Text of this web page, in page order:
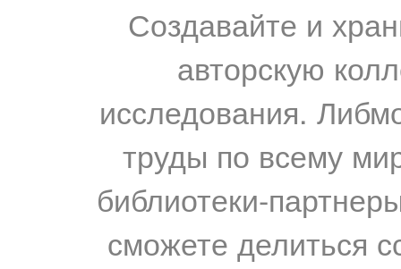
Создавайте и
авторскую
исследования.
труды по всему
библиотеки-
сможете делиться